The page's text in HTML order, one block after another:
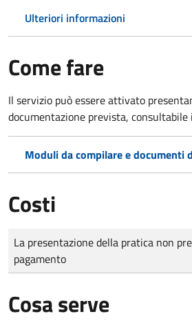
Ulteriori informazioni
Come fare
Il servizio può essere attivato
documentazione prevista, consultabile
Moduli da compilare e documenti
Costi
Tipo di pagamento
Importo
La presentazione della pratica non
pagamento
Cosa serve